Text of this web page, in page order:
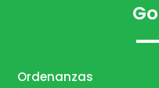
Ordenanzas